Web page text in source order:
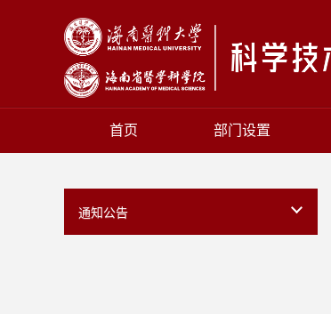
首页 部门设置
通知公告